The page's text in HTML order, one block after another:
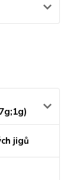
jigů